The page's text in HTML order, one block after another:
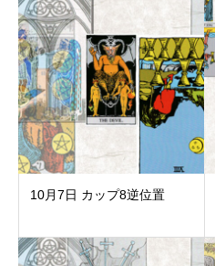
10月7日 カップ8逆位置